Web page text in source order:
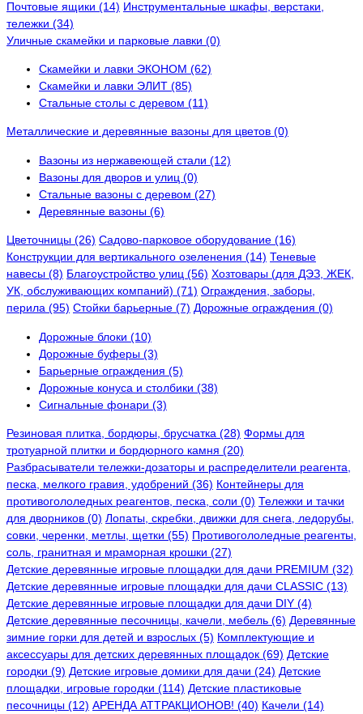
Почтовые ящики (14) Инструментальные шкафы, верстаки,
тележки (34)
Уличные скамейки и парковые лавки (0)
Скамейки и лавки ЭКОНОМ (62)
Скамейки и лавки ЭЛИТ (85)
Стальные столы с деревом (11)
Металлические и деревянные вазоны для цветов (0)
Вазоны из нержавеющей стали (12)
Вазоны для дворов и улиц (0)
Стальные вазоны с деревом (27)
Деревянные вазоны (6)
Цветочницы (26) Садово-парковое оборудование (16)
Конструкции для вертикального озеленения (14) Теневые
навесы (8) Благоустройство улиц (56) Хозтовары (для ДЭЗ, ЖЕК,
УК, обслуживающих компаний) (71) Ограждения, заборы,
перила (95) Стойки барьерные (7) Дорожные ограждения (0)
Дорожные блоки (10)
Дорожные буферы (3)
Барьерные ограждения (5)
Дорожные конуса и столбики (38)
Сигнальные фонари (3)
Резиновая плитка, бордюры, брусчатка (28) Формы для
тротуарной плитки и бордюрного камня (20)
Разбрасыватели тележки-дозаторы и распределители реагента,
песка, мелкого гравия, удобрений (36) Контейнеры для
противогололедных реагентов, песка, соли (0) Тележки и тачки
для дворников (0) Лопаты, скребки, движки для снега, ледорубы,
совки, черенки, метлы, щетки (55) Противогололедные реагенты,
соль, гранитная и мраморная крошки (27)
Детские деревянные игровые площадки для дачи PREMIUM (32)
Детские деревянные игровые площадки для дачи CLASSIC (13)
Детские деревянные игровые площадки для дачи DIY (4)
Детские деревянные песочницы, качели, мебель (6) Деревянные
зимние горки для детей и взрослых (5) Комплектующие и
аксессуары для детских деревянных площадок (69) Детские
городки (9) Детские игровые домики для дачи (24) Детские
площадки, игровые городки (114) Детские пластиковые
песочницы (12) АРЕНДА АТТРАКЦИОНОВ! (40) Качели (14)